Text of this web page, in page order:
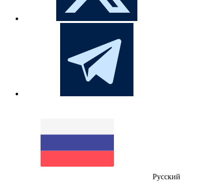
Русский